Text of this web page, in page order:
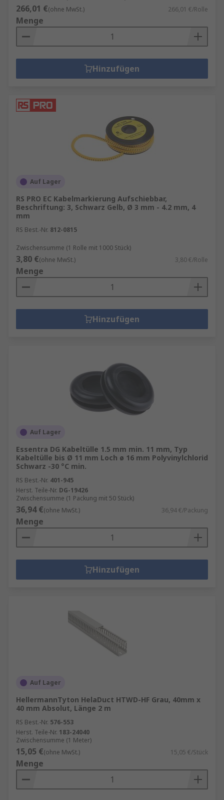
266,01 €(ohne MwSt.) 266,01 €/Rolle
Menge
Hinzufügen
Auf Lager
RS PRO EC Kabelmarkierung Aufschiebbar,
Beschriftung: 3, Schwarz Gelb, Ø 3 mm - 4.2 mm, 4
mm
RS Best.-Nr. 812-0815
Zwischensumme (1 Rolle mit 1000 Stück)
3,80 €(ohne MwSt.) 3,80 €/Rolle
Menge
Hinzufügen
Auf Lager
Essentra DG Kabeltülle 1.5 mm min. 11 mm, Typ
Kabeltülle bis Ø 11 mm Loch ø 16 mm Polyvinylchlorid
Schwarz -30 °C min.
RS Best.-Nr. 401-945
Herst. Teile-Nr. DG-19426
Zwischensumme (1 Packung mit 50 Stück)
36,94 €(ohne MwSt.) 36,94 €/Packung
Menge
Hinzufügen
Auf Lager
HellermannTyton HelaDuct HTWD-HF Grau, 40mm x
40 mm Absolut, Länge 2 m
RS Best.-Nr. 576-553
Herst. Teile-Nr. 183-24040
Zwischensumme (1 Meter)
15,05 €(ohne MwSt.) 15,05 €/Stück
Menge